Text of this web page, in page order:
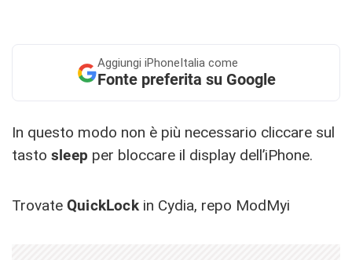
Aggiungi iPhoneItalia come
Fonte preferita su Google
In questo modo non è più necessario cliccare sul
tasto sleep per bloccare il display dell’iPhone.
Trovate QuickLockin Cydia, repo ModMyi